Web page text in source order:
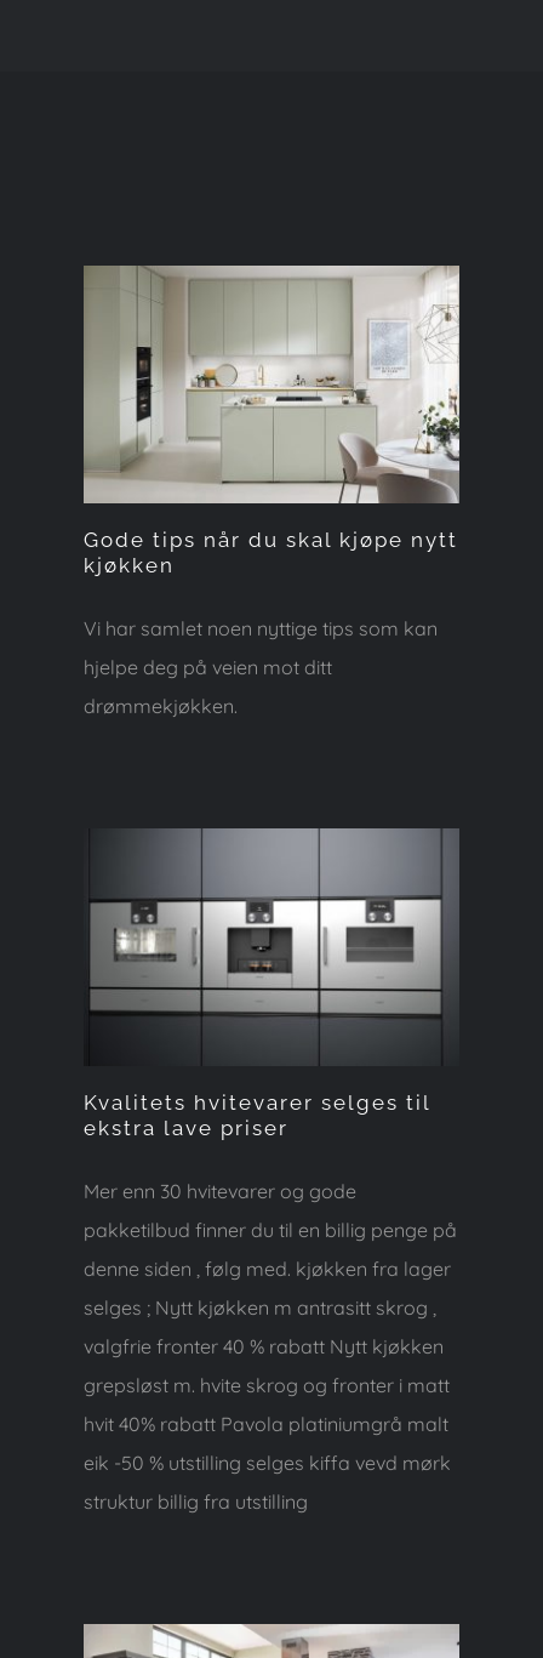
Gode tips når du skal
kjøpe nytt kjøkken
Gode tips når du skal kjøpe nytt
kjøkken
Vi har samlet noen nyttige tips som kan
hjelpe deg på veien mot ditt
drømmekjøkken.
Kvalitets hvitevarer
selges til ekstra lave
priser
Kvalitets hvitevarer selges til
ekstra lave priser
Mer enn 30 hvitevarer og gode
pakketilbud finner du til en billig penge på
denne siden , følg med. kjøkken fra lager
selges ; Nytt kjøkken m antrasitt skrog ,
valgfrie fronter 40 % rabatt Nytt kjøkken
grepsløst m. hvite skrog og fronter i matt
hvit 40% rabatt Pavola platiniumgrå malt
eik -50 % utstilling selges kiffa vevd mørk
struktur billig fra utstilling